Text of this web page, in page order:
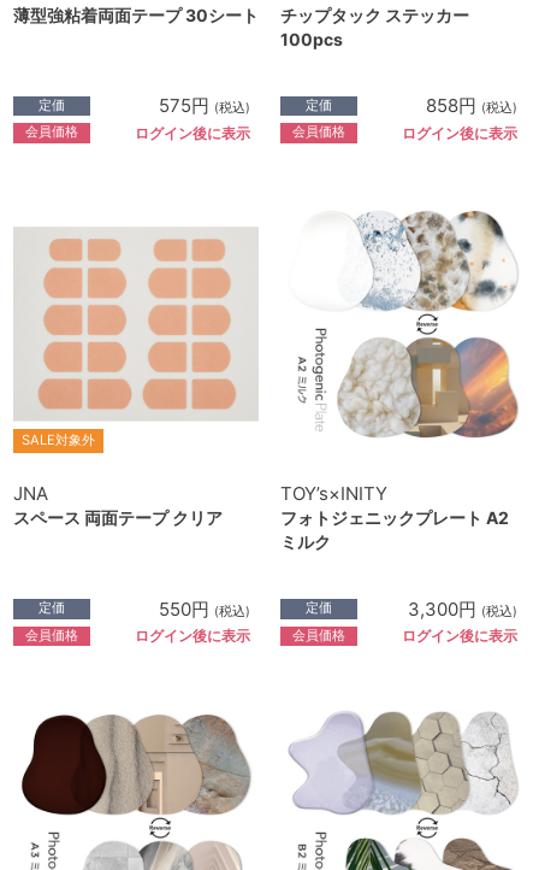
薄型強粘着両面テープ 30シート
定価 575円 (税込)
会員価格 ログイン後に表示
チップタック ステッカー
100pcs
定価 858円 (税込)
会員価格 ログイン後に表示
SALE対象外
JNA
スペース 両面テープ クリア
定価 550円 (税込)
会員価格 ログイン後に表示
TOY’s×INITY
フォトジェニックプレート A2
ミルク
定価 3,300円 (税込)
会員価格 ログイン後に表示